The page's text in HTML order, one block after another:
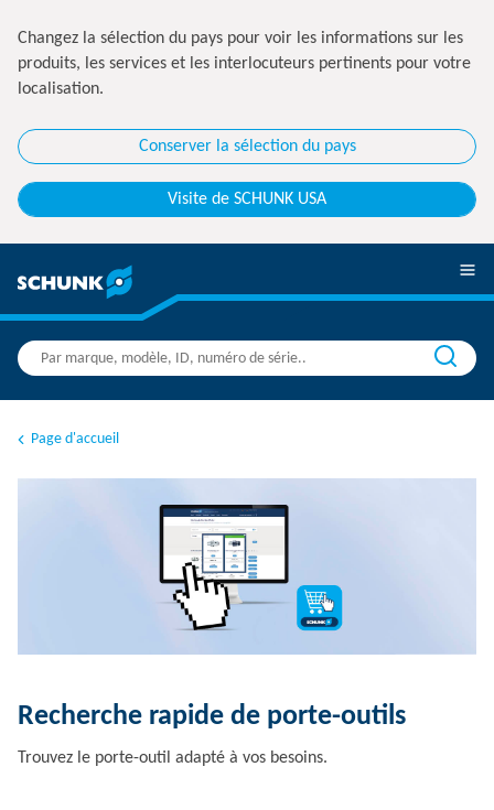
Changez la sélection du pays pour voir les informations sur les
produits, les services et les interlocuteurs pertinents pour votre
localisation.
Conserver la sélection du pays
Visite de SCHUNK USA
Page d'accueil
Recherche rapide de porte-outils
Trouvez le porte-outil adapté à vos besoins.